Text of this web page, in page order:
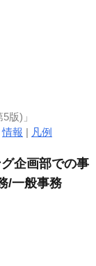
版)」
情報 | 凡例
企画部での事
/一般事務